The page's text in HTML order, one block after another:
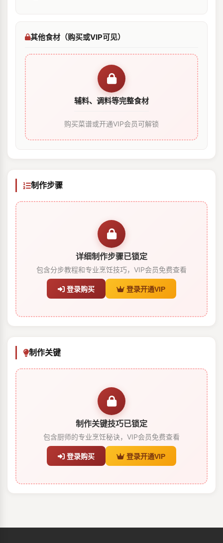
其他食材（购买或VIP可见）
辅料、调料等完整食材
购买菜谱或开通VIP会员可解锁
制作步骤
详细制作步骤已锁定
包含分步教程和专业烹饪技巧，VIP会员免费查看
登录购买 登录开通VIP
制作关键
制作关键技巧已锁定
包含厨师的专业烹饪秘诀，VIP会员免费查看
登录购买 登录开通VIP